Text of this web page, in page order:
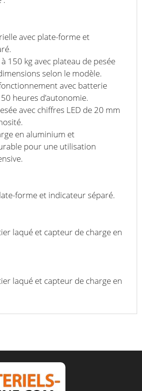
avec plate-forme et
150 kg avec plateau de pesée
selon le modèle.
avec batterie
heures d’autonomie.
avec chiffres LED de 20 mm
en aluminium et
pour une utilisation
forme et indicateur séparé.
laqué et capteur de charge en
laqué et capteur de charge en